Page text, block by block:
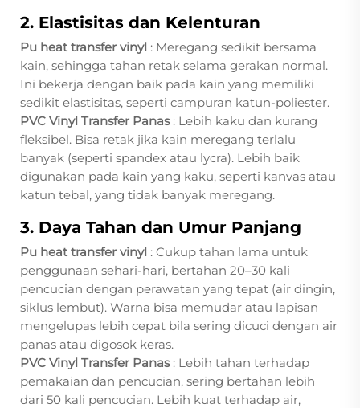
2. Elastisitas dan Kelenturan
Pu heat transfer vinyl : Meregang sedikit bersama
kain, sehingga tahan retak selama gerakan normal.
Ini bekerja dengan baik pada kain yang memiliki
sedikit elastisitas, seperti campuran katun-poliester.
PVC Vinyl Transfer Panas : Lebih kaku dan kurang
fleksibel. Bisa retak jika kain meregang terlalu
banyak (seperti spandex atau lycra). Lebih baik
digunakan pada kain yang kaku, seperti kanvas atau
katun tebal, yang tidak banyak meregang.
3. Daya Tahan dan Umur Panjang
Pu heat transfer vinyl : Cukup tahan lama untuk
penggunaan sehari-hari, bertahan 20–30 kali
pencucian dengan perawatan yang tepat (air dingin,
siklus lembut). Warna bisa memudar atau lapisan
mengelupas lebih cepat bila sering dicuci dengan air
panas atau digosok keras.
PVC Vinyl Transfer Panas : Lebih tahan terhadap
pemakaian dan pencucian, sering bertahan lebih
dari 50 kali pencucian. Lebih kuat terhadap air,